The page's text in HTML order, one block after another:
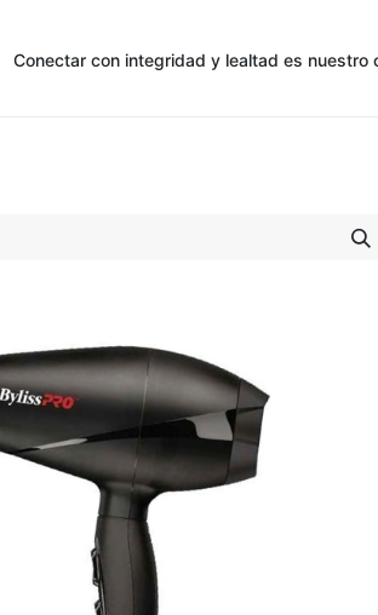
Conectar con integridad y lealtad es nuestro